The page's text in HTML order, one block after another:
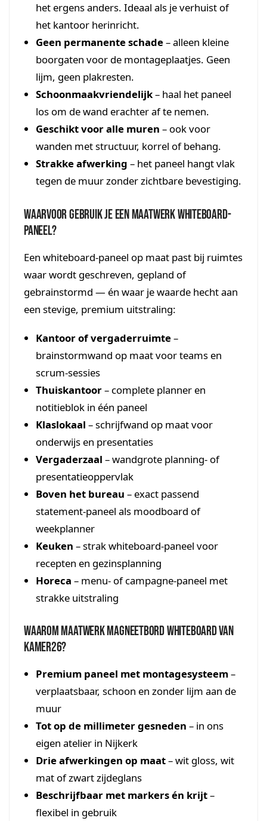
het ergens anders. Ideaal als je verhuist of
het kantoor herinricht.
Geen permanente schade– alleen kleine
boorgaten voor de montageplaatjes. Geen
lijm, geen plakresten.
Schoonmaakvriendelijk– haal het paneel
los om de wand erachter af te nemen.
Geschikt voor alle muren – ook voor
wanden met structuur, korrel of behang.
Strakke afwerking – het paneel hangt vlak
tegen de muur zonder zichtbare bevestiging.
Waarvoor gebruik je een maatwerk whiteboard-
paneel?
Een whiteboard-paneel op maat past bij ruimtes
waar wordt geschreven, gepland of
gebrainstormd — én waar je waarde hecht aan
een stevige, premium uitstraling:
Kantoor of vergaderruimte–
brainstormwand op maat voor teams en
scrum-sessies
Thuiskantoor– complete planner en
notitieblok in één paneel
Klaslokaal – schrijfwand op maat voor
onderwijs en presentaties
Vergaderzaal – wandgrote planning- of
presentatieoppervlak
Boven het bureau – exact passend
statement-paneel als moodboard of
weekplanner
Keuken – strak whiteboard-paneel voor
recepten en gezinsplanning
Horeca – menu- of campagne-paneel met
strakke uitstraling
Waarom maatwerk magneetbord whiteboard van
Kamer26?
Premium paneel met montagesysteem–
verplaatsbaar, schoon en zonder lijm aan de
muur
Tot op de millimeter gesneden – in ons
eigen atelier in Nijkerk
Drie afwerkingen op maat– wit gloss, wit
mat of zwart zijdeglans
Beschrijfbaar met markers én krijt–
flexibel in gebruik